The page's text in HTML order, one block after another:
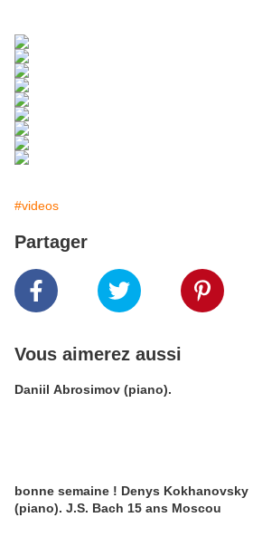
#videos
Partager
Vous aimerez aussi
Daniil Abrosimov (piano).
bonne semaine ! Denys Kokhanovsky
(piano). J.S. Bach 15 ans Moscou